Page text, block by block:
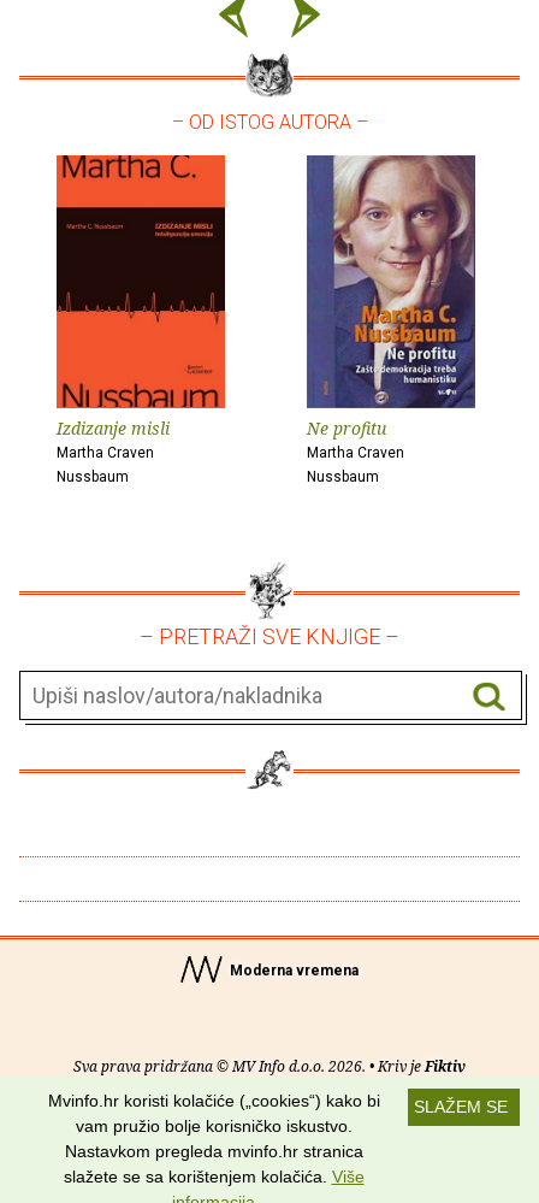
– OD ISTOG AUTORA –
Izdizanje misli
Martha Craven
Nussbaum
Ne profitu
Martha Craven
Nussbaum
– PRETRAŽI SVE KNJIGE –
Moderna vremena
Sva prava pridržana © MV Info d.o.o. 2026. • Kriv jeFiktiv
O nama• Pomoć• Uvjeti korištenja•RSS kanali
Potraži nas na:
SLAŽEM SE
Mvinfo.hr koristi kolačiće („cookies“) kako bi
vam pružio bolje korisničko iskustvo.
Nastavkom pregleda mvinfo.hr stranica
slažete se sa korištenjem kolačića. Više